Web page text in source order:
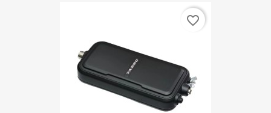
favorite_border